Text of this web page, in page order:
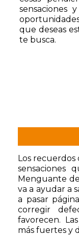
que deseas
te busca.
Los
sensaciones
Menguante
va a ayudar a
a pasar
corregir
favorecen.
más fuertes y